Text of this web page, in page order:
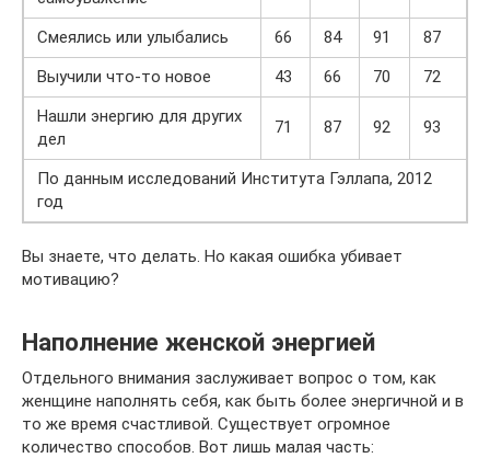
Смеялись или улыбались
66 84 91
87
Выучили что‑то новое
43 66 70
72
Нашли энергию для других
дел
71 87 92 93
По данным исследований Института Гэллапа, 2012
год
Вы знаете, что делать. Но какая ошибка убивает
мотивацию?
Наполнение женской энергией
Отдельного внимания заслуживает вопрос о том, как
женщине наполнять себя, как быть более энергичной и в
то же время счастливой. Существует огромное
количество способов. Вот лишь малая часть: